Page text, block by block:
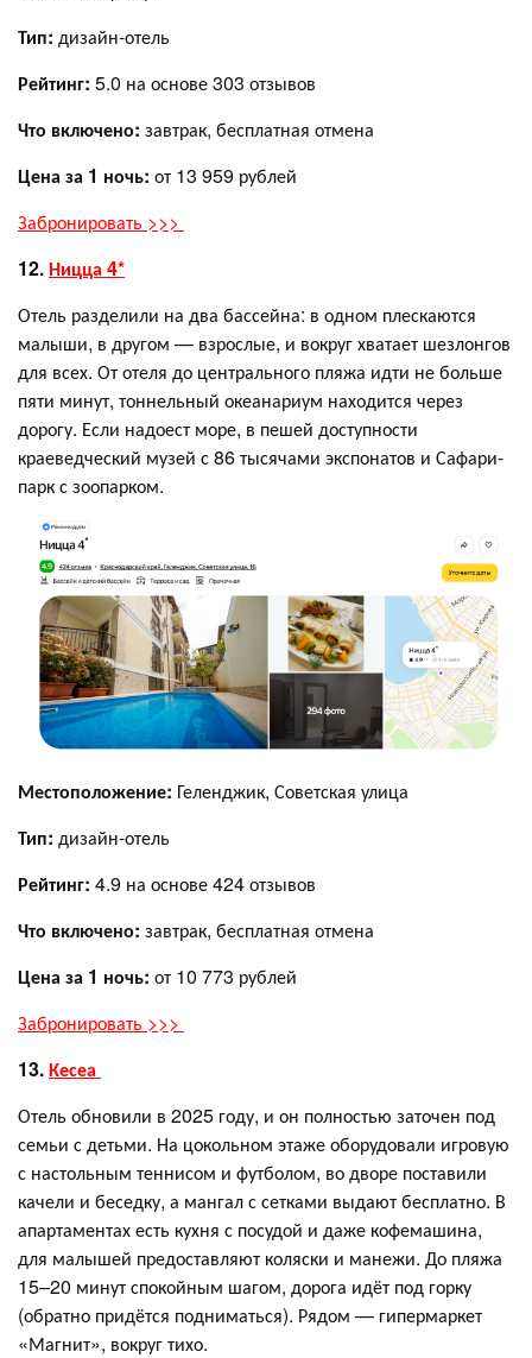
Тип: дизайн-отель
Рейтинг: 5.0 на основе 303 отзывов
Что включено: завтрак, бесплатная отмена
Цена за 1 ночь: от 13 959 рублей
Забронировать >>>
12.Ницца 4*
Отель разделили на два бассейна: в одном плескаются
малыши, в другом — взрослые, и вокруг хватает шезлонгов
для всех. От отеля до центрального пляжа идти не больше
пяти минут, тоннельный океанариум находится через
дорогу. Если надоест море, в пешей доступности
краеведческий музей с 86 тысячами экспонатов и Сафари-
парк с зоопарком.
Местоположение: Геленджик, Советская улица
Тип: дизайн-отель
Рейтинг: 4.9 на основе 424 отзывов
Что включено: завтрак, бесплатная отмена
Цена за 1 ночь: от 10 773 рублей
Забронировать >>>
13.Кесеа
Отель обновили в 2025 году, и он полностью заточен под
семьи с детьми. На цокольном этаже оборудовали игровую
с настольным теннисом и футболом, во дворе поставили
качели и беседку, а мангал с сетками выдают бесплатно. В
апартаментах есть кухня с посудой и даже кофемашина,
для малышей предоставляют коляски и манежи. До пляжа
15–20 минут спокойным шагом, дорога идёт под горку
(обратно придётся подниматься). Рядом — гипермаркет
«Магнит», вокруг тихо.